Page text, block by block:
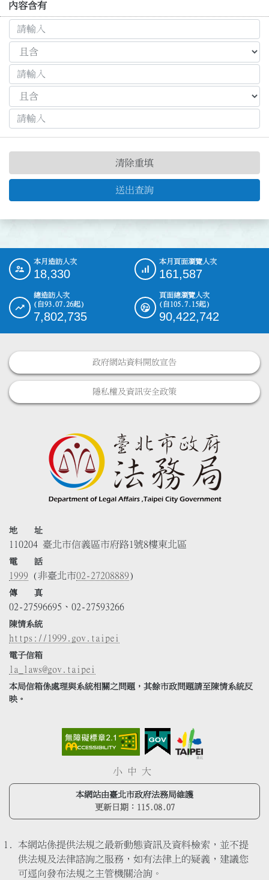
內容含有
送出查詢
清除重填
::: 本月造訪人次
18,330
本月頁面瀏覽人次
161,587
總造訪人次
(自93.07.26起)
7,802,735
頁面總瀏覽人次
(自105.7.15起)
90,422,742
政府網站資料開放宣告
隱私權及資訊安全政策
地 址
110204 臺北市信義區市府路1號8樓東北區
電 話
1999 (非臺北市02-27208889)
傳 真
02-27596695、02-27593266
陳情系統
https://1999.gov.taipei
電子信箱
la_laws@gov.taipei
本局信箱係處理與系統相關之問題，其餘市政問題請至陳情系統反
映。
小 中 大
本網站由臺北市政府法務局維護
更新日期： 115.08.07
本網站係提供法規之最新動態資訊及資料檢索，並不提
供法規及法律諮詢之服務，如有法律上的疑義，建議您
可逕向發布法規之主管機關洽詢。